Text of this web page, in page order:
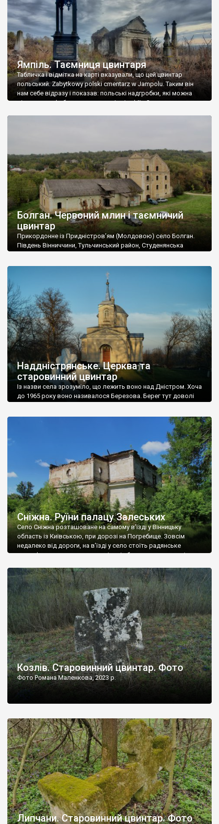
Ямпіль. Таємниця цвинтаря
Табличка і відмітка на карті вказували, що цей цвинтар
польський. Zabytkowy polski cmentarz w Jampolu. Таким він
нам себе відразу і показав: польські надгробки, які можна
віднести до фабричних, польські епітафії… Загалом цвинтар
Болган. Червоний млин і таємничий
цвинтар
Прикордонне із Придністров’ям (Молдовою) село Болган.
Південь Вінниччини, Тульчинський район, Студенянська
старовинний цвинтар із кам’яними хрестами. Всі епітафії, які
збереглися, написані кирилицею, церковнослов’янською
мовою. За всіма традиційними ознаками – цвинтар
український. Хрести датуються 19 століттям. У 1924-1940
роках Болган […]
Наддністрянське. Церква та
старовинний цвинтар
Із назви села зрозуміло, що лежить воно над Дністром. Хоча
до 1965 року воно називалося Березова. Берег тут доволі
Наддністрянське відрізняється від більшості навколишніх
сіл. У селі є мурована Михайлівська церква. Точної дати […]
Сніжна. Руїни палацу Залеських
Село Сніжна розташоване на самому в’їзді у Вінницьку
область із Київською, при дорозі на Погребище. Зовсім
недалеко від дороги, на в’їзді у село стоїть радянське
рельєфне пано, яке показує жінку і яблуню, а трохи далі, десь
не видно, але видно дві стареньких колії у траві – […]
Козлів. Старовинний цвинтар. Фото
Фото Романа Маленкова, 2023 р.
Липчани. Старовинний цвинтар. Фото